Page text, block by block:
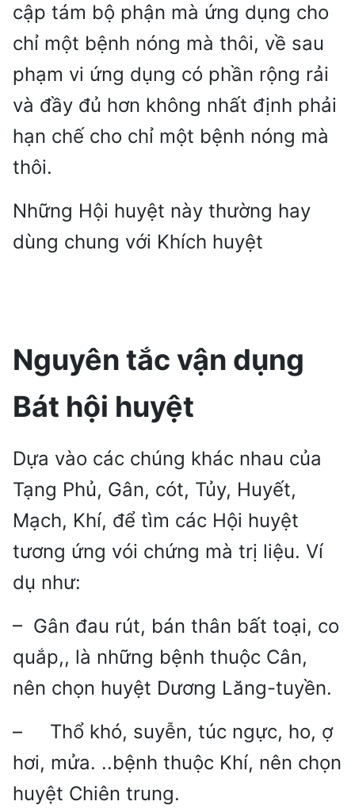
cập tám bộ phận mà ứng dụng cho
chỉ một bệnh nóng mà thôi, về sau
phạm vi ứng dụng có phần rộng rải
và đầy đủ hơn không nhất định phải
hạn chế cho chỉ một bệnh nóng mà
thôi.
Những Hội huyệt này thường hay
dùng chung với Khích huyệt
Nguyên tắc vận dụng
Bát hội huyệt
Dựa vào các chúng khác nhau của
Tạng Phủ, Gân, cót, Tủy, Huyết,
Mạch, Khí, để tìm các Hội huyệt
tương ứng vói chứng mà trị liệu. Ví
dụ như:
– Gân đau rút, bán thân bất toại, co
quắp,, là những bệnh thuộc Cân,
nên chọn huyệt Dương Lăng-tuyền.
– Thổ khó, suyễn, túc ngực, ho, ợ
hơi, mửa. ..bệnh thuộc Khí, nên chọn
huyệt Chiên trung.